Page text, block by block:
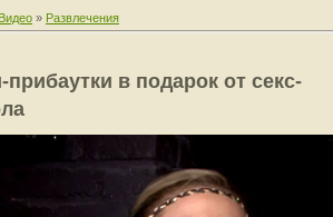
Видео » Развлечения
в подарок от секс-